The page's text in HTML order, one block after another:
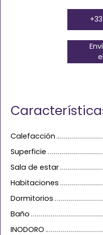
Calefacción
Superficie
Sala de estar
Habitaciones
Dormitorios
Baño
INODORO